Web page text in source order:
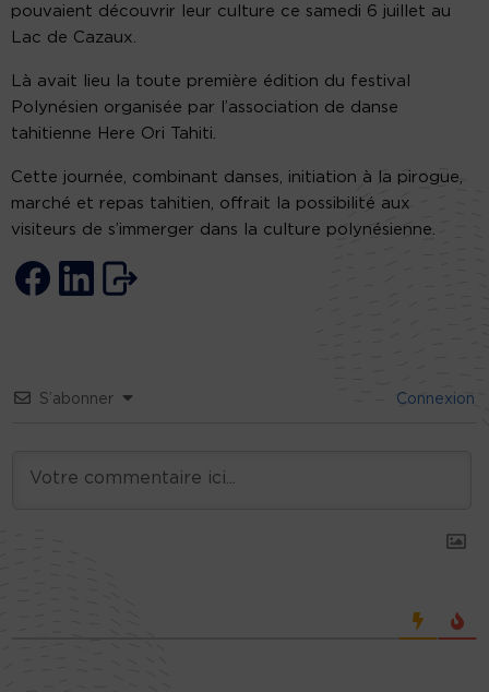
pouvaient découvrir leur culture ce samedi 6 juillet au
Lac de Cazaux.
Là avait lieu la toute première édition du festival
Polynésien organisée par l’association de danse
tahitienne Here Ori Tahiti.
Cette journée, combinant danses, initiation à la pirogue,
marché et repas tahitien, offrait la possibilité aux
visiteurs de s’immerger dans la culture polynésienne.
S’abonner Connexion